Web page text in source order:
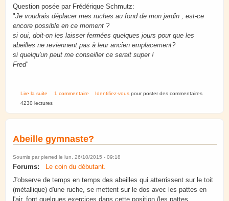
Question posée par Frédérique Schmutz:
"Je voudrais déplacer mes ruches au fond de mon jardin , est-ce
encore possible en ce moment ?
si oui, doit-on les laisser fermées quelques jours pour que les
abeilles ne reviennent pas à leur ancien emplacement?
si quelqu'un peut me conseiller ce serait super !
Fred"
Lire la suite de Déplacer mes ruches en novembre, est-ce possible?
1 commentaire Identifiez-vous pour poster des commentaires
4230 lectures
Abeille gymnaste?
Soumis par pierred le lun, 26/10/2015 - 09:18
Forums:
Le coin du débutant.
J'observe de temps en temps des abeilles qui atterrissent sur le toit
(métallique) d'une ruche, se mettent sur le dos avec les pattes en
l'air, font quelques exercices dans cette position (les pattes